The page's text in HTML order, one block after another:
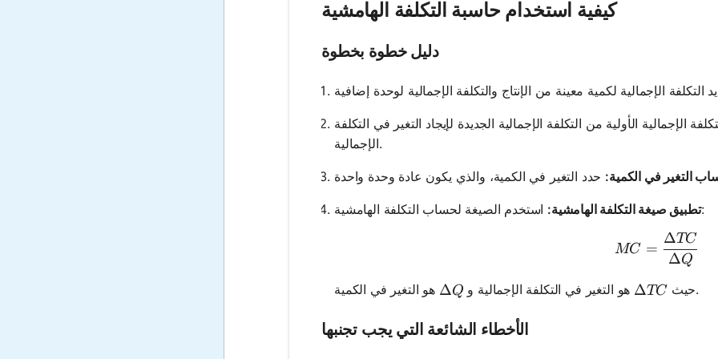
كيفية استخدام حاسبة التكلفة الهامشية
دليل خطوة بخطوة
الإجمالية الأولية من التكلفة الإجمالية الجديدة لإيجاد التغير في التكلفة
الإجمالية.
التغير في الكمية:
تطبيق صيغة التكلفة الهامشية:استخدم الصيغة لحساب التكلفة الهامشية:
MC =
MC =
ΔQ
ΔTC
حيث
\Delta TC
ΔTC هو التغير في التكلفة الإجمالية و\Delta Q
ΔQ هو التغير في الكمية.
الأخطاء الشائعة التي يجب تجنبها